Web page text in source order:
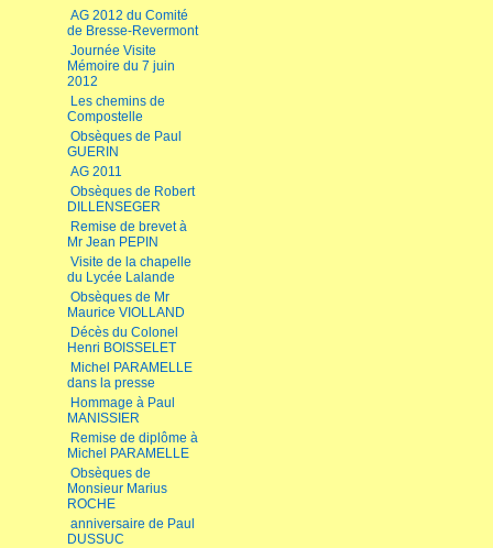
AG 2012 du Comité
de Bresse-Revermont
Journée Visite
Mémoire du 7 juin
2012
Les chemins de
Compostelle
Obsèques de Paul
GUERIN
AG 2011
Obsèques de Robert
DILLENSEGER
Remise de brevet à
Mr Jean PEPIN
Visite de la chapelle
du Lycée Lalande
Obsèques de Mr
Maurice VIOLLAND
Décès du Colonel
Henri BOISSELET
Michel PARAMELLE
dans la presse
Hommage à Paul
MANISSIER
Remise de diplôme à
Michel PARAMELLE
Obsèques de
Monsieur Marius
ROCHE
anniversaire de Paul
DUSSUC